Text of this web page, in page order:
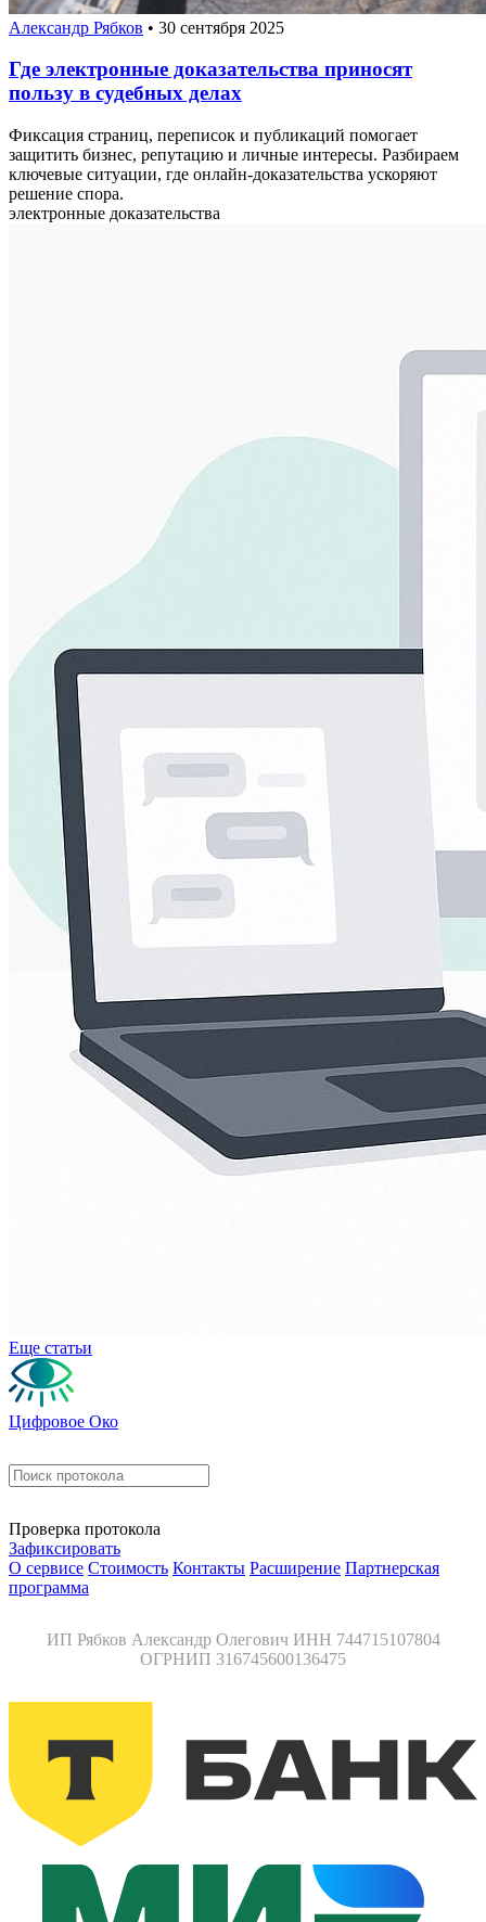
Александр Рябков • 30 сентября 2025
Где электронные доказательства приносят
пользу в судебных делах
Фиксация страниц, переписок и публикаций помогает
защитить бизнес, репутацию и личные интересы. Разбираем
ключевые ситуации, где онлайн-доказательства ускоряют
решение спора.
электронные доказательства
Еще статьи
Цифровое Око
Проверка протокола
Зафиксировать
О сервисе Стоимость Контакты Расширение Партнерская
программа
ИП Рябков Александр Олегович ИНН 744715107804
ОГРНИП 316745600136475